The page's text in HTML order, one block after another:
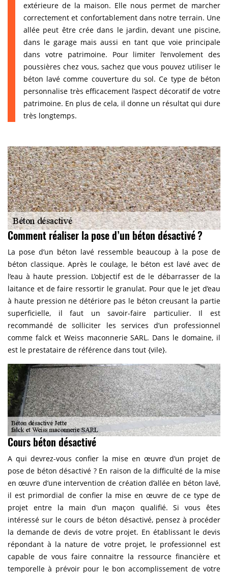
extérieure de la maison. Elle nous permet de marcher
correctement et confortablement dans notre terrain. Une
allée peut être crée dans le jardin, devant une piscine,
dans le garage mais aussi en tant que voie principale
dans votre patrimoine. Pour limiter l’envolement des
poussières chez vous, sachez que vous pouvez utiliser le
béton lavé comme couverture du sol. Ce type de béton
personnalise très efficacement l’aspect décoratif de votre
patrimoine. En plus de cela, il donne un résultat qui dure
très longtemps.
Comment réaliser la pose d’un béton désactivé ?
La pose d’un béton lavé ressemble beaucoup à la pose de
béton classique. Après le coulage, le béton est lavé avec de
l’eau à haute pression. L’objectif est de le débarrasser de la
laitance et de faire ressortir le granulat. Pour que le jet d’eau
à haute pression ne détériore pas le béton creusant la partie
superficielle, il faut un savoir-faire particulier. Il est
recommandé de solliciter les services d’un professionnel
comme falck et Weiss maconnerie SARL. Dans le domaine, il
est le prestataire de référence dans tout {vile}.
Cours béton désactivé
A qui devrez-vous confier la mise en œuvre d’un projet de
pose de béton désactivé ? En raison de la difficulté de la mise
en œuvre d’une intervention de création d’allée en béton lavé,
il est primordial de confier la mise en œuvre de ce type de
projet entre la main d’un maçon qualifié. Si vous êtes
intéressé sur le cours de béton désactivé, pensez à procéder
la demande de devis de votre projet. En établissant le devis
répondant à la nature de votre projet, le professionnel est
capable de vous faire connaitre la ressource financière et
temporelle à prévoir pour le bon accomplissement de votre